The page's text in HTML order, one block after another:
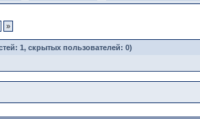
»
1, скрытых пользователей: 0)